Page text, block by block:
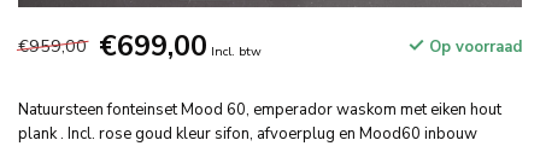
€959,00 €699,00 Incl. btw Op voorraad
Natuursteen fonteinset Mood 60, emperador waskom met eiken hout
plank . Incl. rose goud kleur sifon, afvoerplug en Mood60 inbouw